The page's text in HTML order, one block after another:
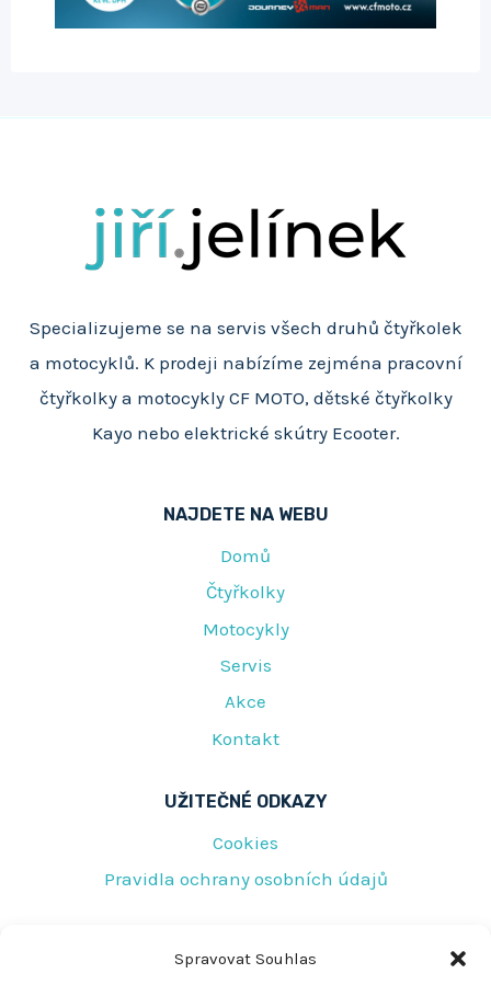
Spravovat Souhlas
Specializujeme se na servis všech druhů čtyřkolek
a motocyklů. K prodeji nabízíme zejména pracovní
čtyřkolky a motocykly CF MOTO, dětské čtyřkolky
Kayo nebo elektrické skútry Ecooter.
NAJDETE NA WEBU
Domů
Čtyřkolky
Motocykly
Servis
Akce
Kontakt
UŽITEČNÉ ODKAZY
Cookies
Pravidla ochrany osobních údajů